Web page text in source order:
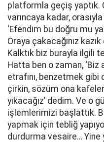
platformla geçiş yaptık.
varıncaya kadar,
‘Efendim bu doğru mu
Oraya çakacağınız
Kalktık biz burayla ilgili
Hatta ben o zaman, ‘Biz
etrafını, benzetmek gibi
çirkin, sözüm ona
yıkacağız’ dedim. Ve o
işlemlerimizi başlattık.
yapmak için tebliğ
durdurma vesaire… Yine